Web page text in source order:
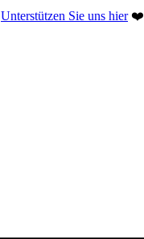
Unterstützen Sie uns hier❤️